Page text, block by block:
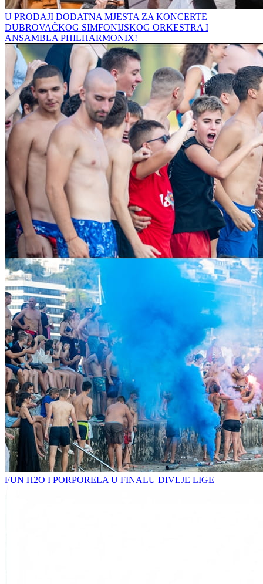
U PRODAJI DODATNA MJESTA ZA KONCERTE
DUBROVAČKOG SIMFONIJSKOG ORKESTRA I
ANSAMBLA PHILHARMONIX!
FUN H2O I PORPORELA U FINALU DIVLJE LIGE